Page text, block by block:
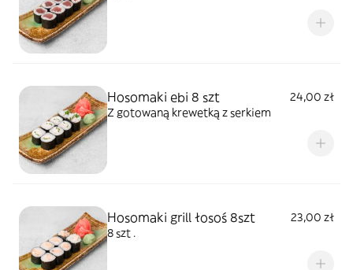
Hosomaki ebi 8 szt
24,00 zł
Z gotowaną krewetką z serkiem
Hosomaki grill łosoś 8szt
23,00 zł
8 szt .